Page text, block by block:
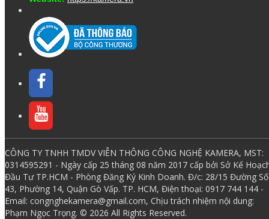
CÔNG TY TNHH TMDV VIỄN THÔNG CÔNG NGHỆ KAMERA, MST:
0314595291 - Ngày cấp 25 tháng 08 năm 2017 cấp bởi Sở Kế
Đầu Tư TP.HCM - Phòng Đăng Ký Kinh Doanh. Đ/c: 28/15 Đường Số
43, Phường 14, Quận Gò Vấp. TP. HCM, Điện thoại: 0917 744 144 -
Email: congnghekamera@gmail.com, Chịu trách nhiệm nội dung:
Phạm Ngọc Trọng. © 2026 All Rights Reserved.